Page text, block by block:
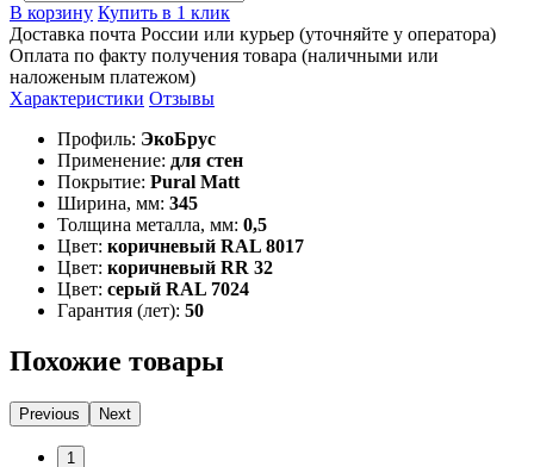
В корзину Купить в 1 клик
Доставка почта России или курьер (уточняйте у оператора)
Оплата по факту получения товара (наличными или
наложеным платежом)
Характеристики Отзывы
Профиль: ЭкоБрус
Применение: для стен
Покрытие: Pural Matt
Ширина, мм: 345
Толщина металла, мм: 0,5
Цвет: коричневый RAL 8017
Цвет: коричневый RR 32
Цвет: серый RAL 7024
Гарантия (лет): 50
Похожие товары
Previous Next
1